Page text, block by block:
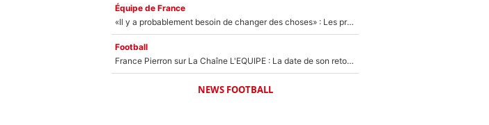
Équipe de France
«Il y a probablement besoin de changer des choses» : Les premiers changements de Zinedine Zidane en équipe de France sont révélés ?
Football
France Pierron sur La Chaîne L'EQUIPE : La date de son retour dans L'EQUIPE de Choc est connue... et c'était très attendu
NEWS FOOTBALL